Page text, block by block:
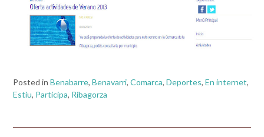
Posted in Benabarre, Benavarri, Comarca, Deportes, En internet,
Estiu, Participa, Ribagorza